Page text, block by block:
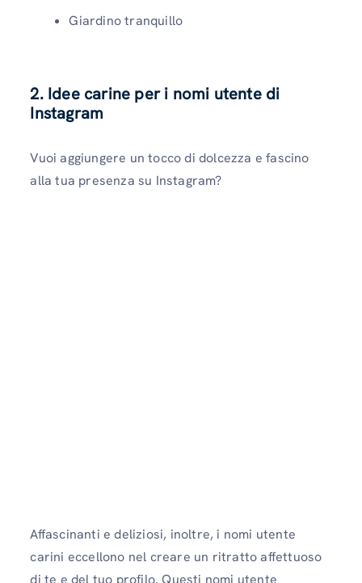
Giardino tranquillo
2. Idee carine per i nomi utente di
Instagram
Vuoi aggiungere un tocco di dolcezza e fascino
alla tua presenza su Instagram?
Affascinanti e deliziosi, inoltre, i nomi utente
carini eccellono nel creare un ritratto affettuoso